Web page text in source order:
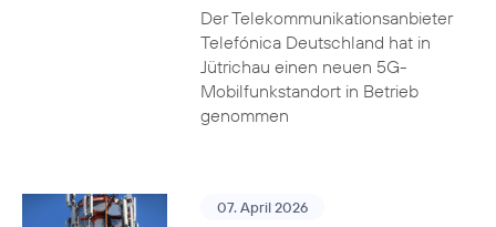
Der Telekommunikationsanbieter
Telefónica Deutschland hat in
Jütrichau einen neuen 5G-
Mobilfunkstandort in Betrieb
genommen
07. April 2026